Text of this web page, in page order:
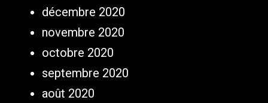
décembre 2020
novembre 2020
octobre 2020
septembre 2020
août 2020